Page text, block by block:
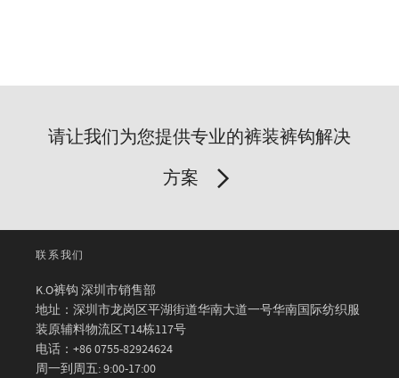
请让我们为您提供专业的裤装裤钩解决
方案
联系我们
K.O裤钩 深圳市销售部
地址：深圳市龙岗区平湖街道华南大道一号华南国际纺织服
装原辅料物流区T14栋117号
电话：+86 0755-82924624
周一到周五: 9:00-17:00